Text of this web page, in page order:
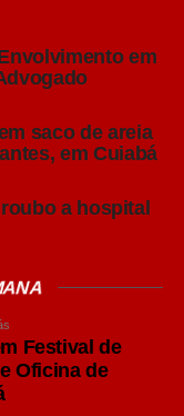
e
para
e fortalecer
Grosso”,
em
saco de areia
em Cuiabá
a hospital
Festival de
Oficina de